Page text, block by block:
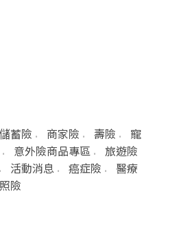
儲蓄險 商家險 壽險
寵
意外險商品專區
旅遊險
活動消息 癌症險
醫療
險